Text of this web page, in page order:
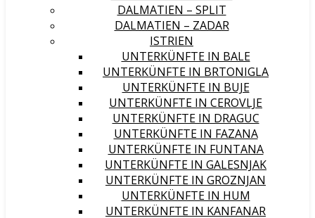
DALMATIEN – SPLIT
DALMATIEN – ZADAR
ISTRIEN
UNTERKÜNFTE IN BALE
UNTERKÜNFTE IN BRTONIGLA
UNTERKÜNFTE IN BUJE
UNTERKÜNFTE IN CEROVLJE
UNTERKÜNFTE IN DRAGUC
UNTERKÜNFTE IN FAZANA
UNTERKÜNFTE IN FUNTANA
UNTERKÜNFTE IN GALESNJAK
UNTERKÜNFTE IN GROZNJAN
UNTERKÜNFTE IN HUM
UNTERKÜNFTE IN KANFANAR